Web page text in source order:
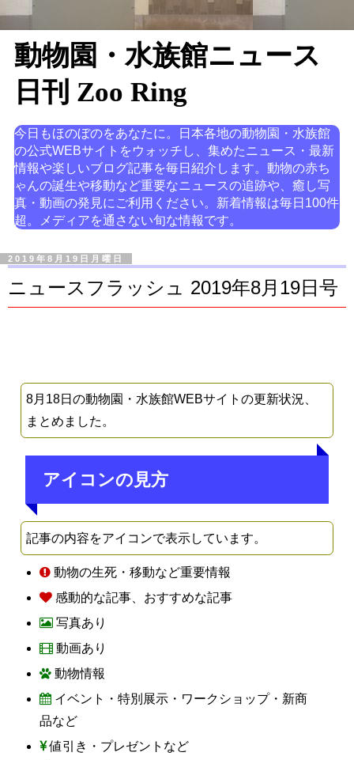
動物園・水族館ニュース
日刊 Zoo Ring
今日もほのぼのをあなたに。日本各地の動物園・水族館
の公式WEBサイトをウォッチし、集めたニュース・最新
情報や楽しいブログ記事を毎日紹介します。動物の赤ち
ゃんの誕生や移動など重要なニュースの追跡や、癒し写
真・動画の発見にご利用ください。新着情報は毎日100件
超。メディアを通さない旬な情報です。
2019年8月19日月曜日
ニュースフラッシュ 2019年8月19日号
8月18日の動物園・水族館WEBサイトの更新状況、
まとめました。
アイコンの見方
記事の内容をアイコンで表示しています。
動物の生死・移動など重要情報
感動的な記事、おすすめな記事
写真あり
動画あり
動物情報
イベント・特別展示・ワークショップ・新商
品など
値引き・プレゼントなど